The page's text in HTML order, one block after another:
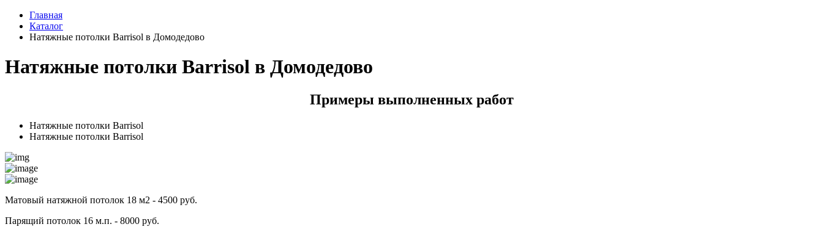
Главная
Каталог
Натяжные потолки Barrisol в Домодедово
Натяжные потолки Barrisol в Домодедово
Примеры выполненных работ
Натяжные потолки Barrisol
Натяжные потолки Barrisol
Матовый натяжной потолок 18 м2 - 4500 руб.
Парящий потолок 16 м.п. - 8000 руб.